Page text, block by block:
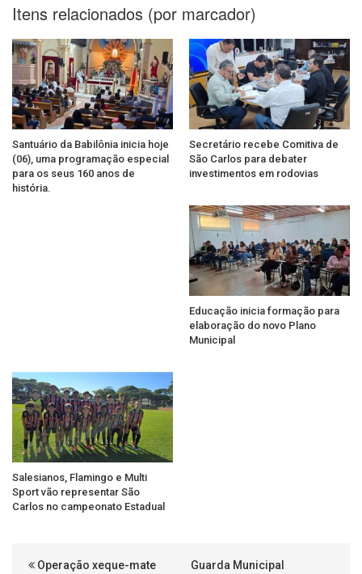
Itens relacionados (por marcador)
Santuário da Babilônia inicia hoje
(06), uma programação especial
para os seus 160 anos de
história.
Secretário recebe Comitiva de
São Carlos para debater
investimentos em rodovias
Educação inicia formação para
elaboração do novo Plano
Municipal
Salesianos, Flamingo e Multi
Sport vão representar São
Carlos no campeonato Estadual
Operação xeque-mate Guarda Municipal